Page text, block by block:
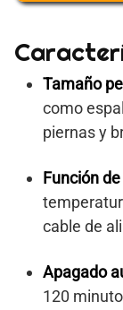
Tamaño
como
piernas y
Función
cable de
Apagado
120